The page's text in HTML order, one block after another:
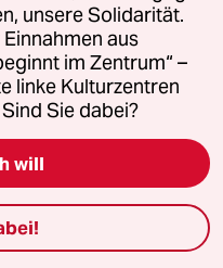
der Erneuerbaren
aus Tempelfelde
Windrädern, die
habe.
steht ein
kurzen Hosen: Jan
der Landwirte und
Teil der Fläche
unsere Solidarität.
aus
im Zentrum“ –
linke Kulturzentren
Sie dabei?
will